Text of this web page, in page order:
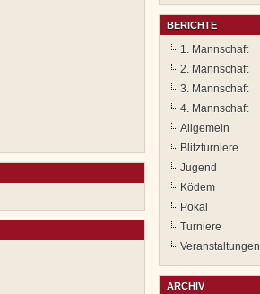
BERICHTE
1. Mannschaft
2. Mannschaft
3. Mannschaft
4. Mannschaft
Allgemein
Blitzturniere
Jugend
Ködem
Pokal
Turniere
Veranstaltungen
ARCHIV